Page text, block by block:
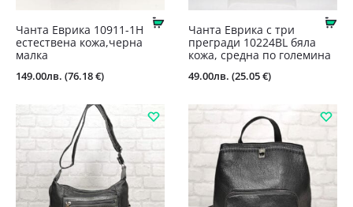
Купи
Чанта Еврика 10911-1Н
естествена кожа,черна
малка
149.00лв. (76.18 €)
Чанта Еврика с три
прегради 10224BL бяла
кожа, средна по големина
49.00лв. (25.05 €)